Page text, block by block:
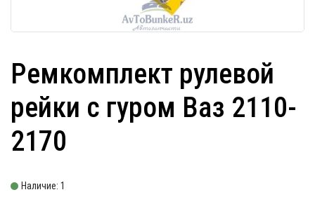
Ремкомплект рулевой
рейки с гуром Ваз 2110-
2170
Наличие: 1